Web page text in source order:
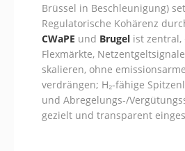
Brüssel in Beschleunigung)
Regulatorische Kohärenz
CWaPE und Brugel ist zentral,
Flexmärkte,
skalieren, ohne
verdrängen; H₂‑fähige
und Abregelungs‑/
gezielt und transparent